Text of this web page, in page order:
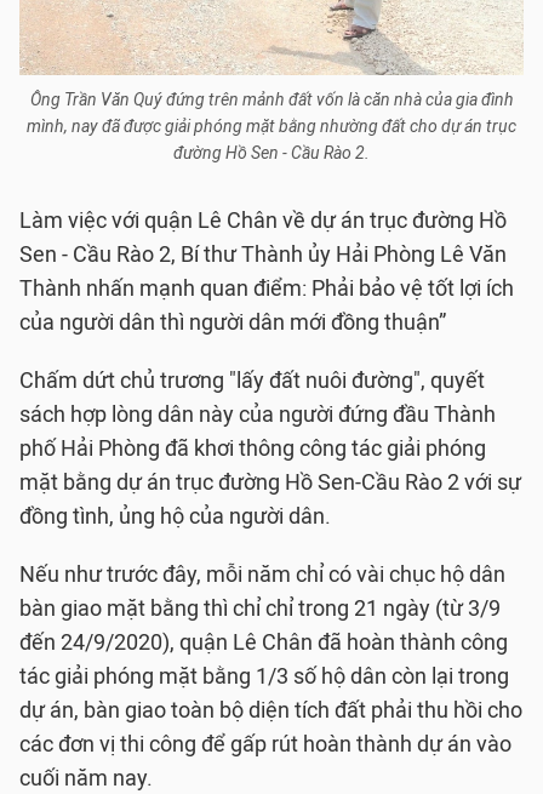
Ông Trần Văn Quý đứng trên mảnh đất vốn là căn nhà của gia đình
mình, nay đã được giải phóng mặt bằng nhường đất cho dự án trục
đường Hồ Sen - Cầu Rào 2.
Làm việc với quận Lê Chân về dự án trục đường Hồ
Sen - Cầu Rào 2, Bí thư Thành ủy Hải Phòng Lê Văn
Thành nhấn mạnh quan điểm: Phải bảo vệ tốt lợi ích
của người dân thì người dân mới đồng thuận”
Chấm dứt chủ trương "lấy đất nuôi đường", quyết
sách hợp lòng dân này của người đứng đầu Thành
phố Hải Phòng đã khơi thông công tác giải phóng
mặt bằng dự án trục đường Hồ Sen-Cầu Rào 2 với sự
đồng tình, ủng hộ của người dân.
Nếu như trước đây, mỗi năm chỉ có vài chục hộ dân
bàn giao mặt bằng thì chỉ chỉ trong 21 ngày (từ 3/9
đến 24/9/2020), quận Lê Chân đã hoàn thành công
tác giải phóng mặt bằng 1/3 số hộ dân còn lại trong
dự án, bàn giao toàn bộ diện tích đất phải thu hồi cho
các đơn vị thi công để gấp rút hoàn thành dự án vào
cuối năm nay.